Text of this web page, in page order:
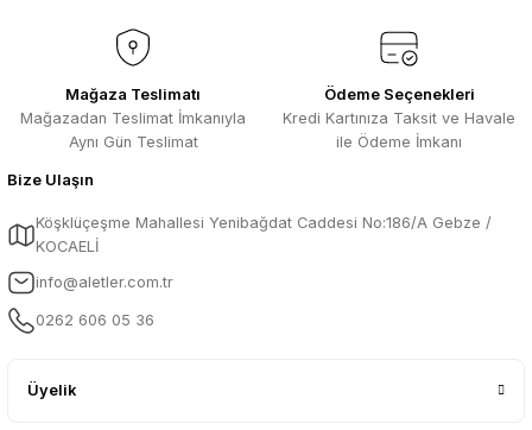
Mağaza Teslimatı
Mağazadan Teslimat İmkanıyla
Aynı Gün Teslimat
Ödeme Seçenekleri
Kredi Kartınıza Taksit ve Havale
ile Ödeme İmkanı
Bize Ulaşın
Köşklüçeşme Mahallesi Yenibağdat Caddesi No:186/A Gebze /
KOCAELİ
info@aletler.com.tr
0262 606 05 36
Üyelik